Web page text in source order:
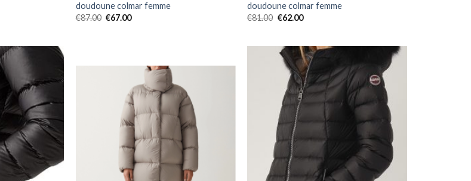
doudoune colmar femme
€87.00 €67.00
doudoune colmar femme
€81.00 €62.00